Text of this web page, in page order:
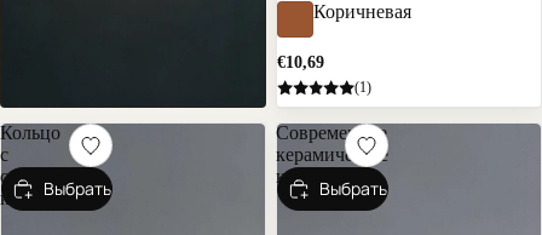
Коричневая
€10,69
(1)
Кольцо
с
синей
керамикой
Выбрать
Современное
керамическое
кольцо
Выбрать